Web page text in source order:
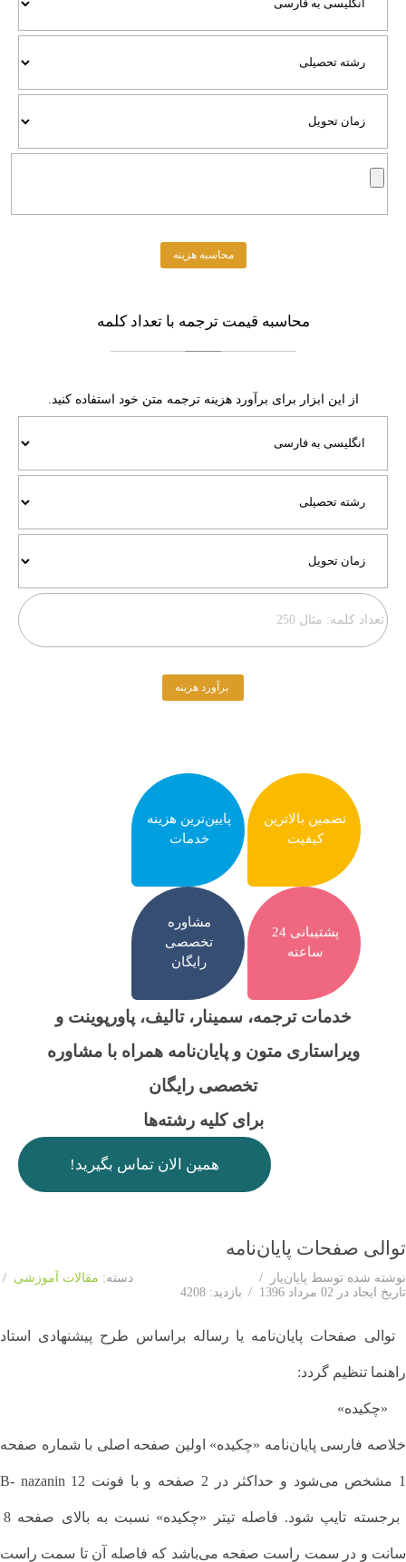
محاسبه قیمت ترجمه با تعداد کلمه
از این ابزار برای برآورد هزینه ترجمه متن خود استفاده کنید.
تضمین بالاترین
کیفیت
پایین‌ترین هزینه
خدمات
پشتیبانی 24
ساعته
مشاوره
تخصصی
رایگان
خدمات ترجمه، سمینار، تالیف، پاورپوینت و
ویراستاری متون و پایان‌نامه همراه با مشاوره
تخصصی رایگان
برای کلیه رشته‌ها
همین الان تماس بگیرید!
توالی صفحات پایان‌نامه
نوشته شده توسط پایان‌یار دسته: مقالات آموزشی
تاریخ ایجاد در 02 مرداد 1396
بازدید: 4208
توالی صفحات پایان‌نامه یا رساله براساس طرح پیشنهادی استاد
راهنما تنظیم گردد:
«چکیده»
خلاصه فارسی پایان‌نامه «چکیده» اولین صفحه اصلی با شماره صفحه
1 مشخص می‌شود و حداکثر در 2 صفحه و با فونت 12 B- nazanin
سانت و در سمت راست صفحه می‌باشد که فاصله آن تا سمت راست